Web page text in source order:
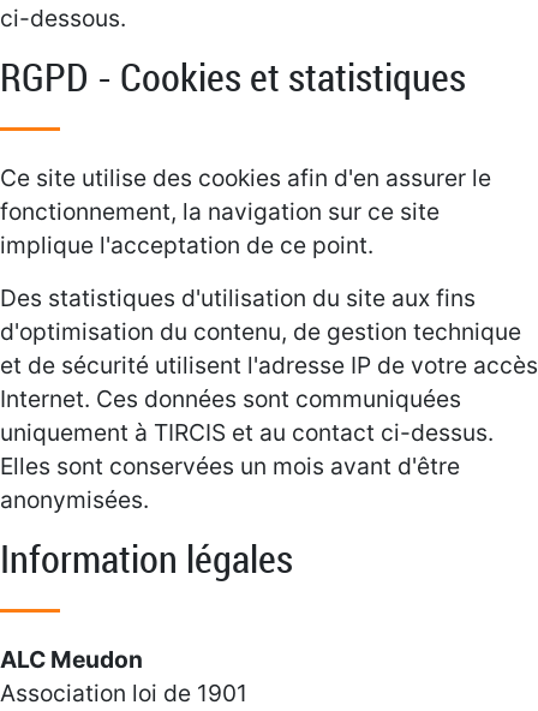
ci-dessous.
RGPD - Cookies et statistiques
Ce site utilise des cookies afin d'en assurer le
fonctionnement, la navigation sur ce site
implique l'acceptation de ce point.
Des statistiques d'utilisation du site aux fins
d'optimisation du contenu, de gestion technique
et de sécurité utilisent l'adresse IP de votre accès
Internet. Ces données sont communiquées
uniquement à TIRCIS et au contact ci-dessus.
Elles sont conservées un mois avant d'être
anonymisées.
Information légales
ALC Meudon
Association loi de 1901